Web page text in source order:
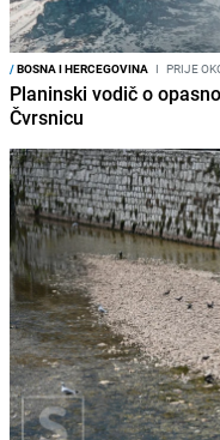
/BOSNA I HERCEGOVINA I PRIJE
Planinski vodič o
Čvrsnicu